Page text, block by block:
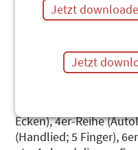
Tausende Kinder
neuesten
Erkenntnissen
Ecken), 4er-Reihe
(Handlied; 5 Finger),
Jetzt
Jetzt